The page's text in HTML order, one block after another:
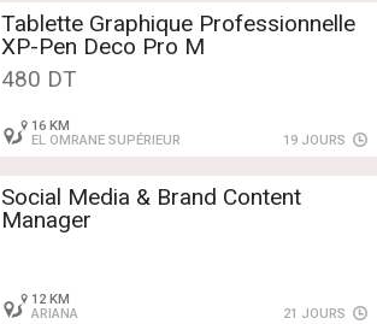
Tablette Graphique Professionnelle
XP-Pen Deco Pro M
480 DT
16 KM
EL OMRANE SUPÉRIEUR
19 JOURS
Social Media & Brand Content
Manager
12 KM
ARIANA
21 JOURS